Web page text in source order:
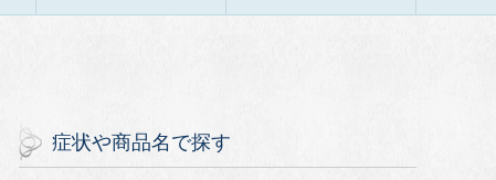
症状や商品名で探す